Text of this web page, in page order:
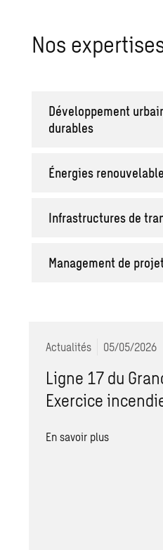
Nos
Développement
durables
Énergies
Infrastructures de
Management de
Actualités 05/05/2026
Ligne 17 du
Exercice
En savoir plus